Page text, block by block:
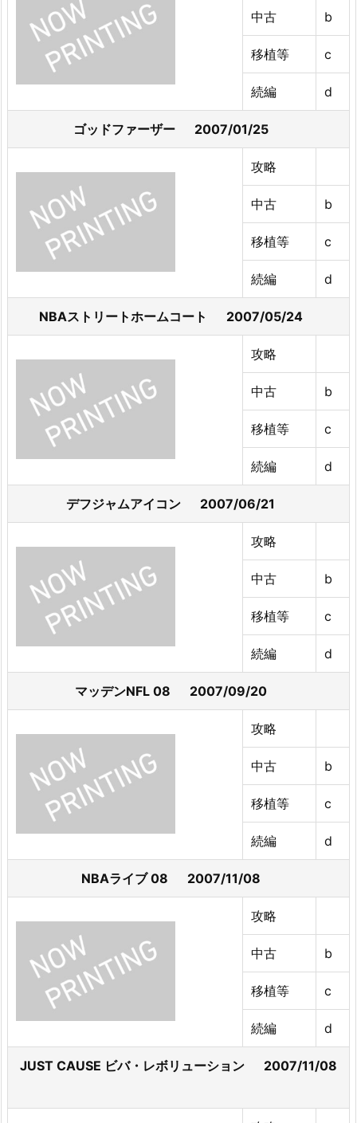
中古 b
移植等 c
続編 d
ゴッドファーザー 2007/01/25
攻略
中古 b
移植等 c
続編 d
NBAストリートホームコート 2007/05/24
攻略
中古 b
移植等 c
続編 d
デフジャムアイコン 2007/06/21
攻略
中古 b
移植等 c
続編 d
マッデンNFL 08 2007/09/20
攻略
中古 b
移植等 c
続編 d
NBAライブ 08 2007/11/08
攻略
中古 b
移植等 c
続編 d
JUST CAUSE ビバ・レボリューション 2007/11/08